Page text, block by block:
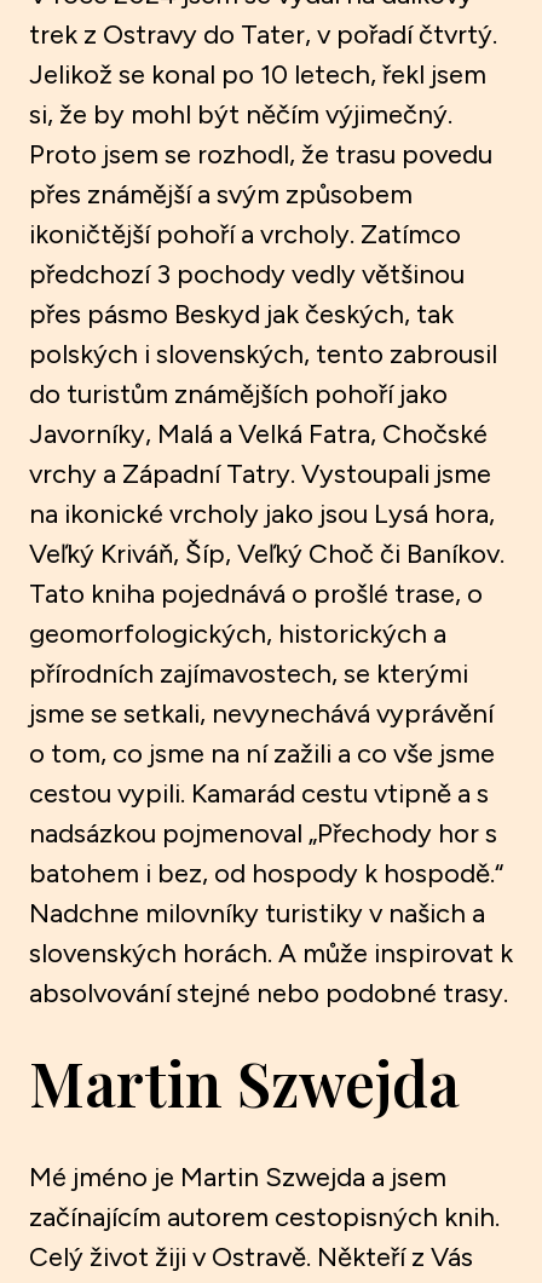
trek z Ostravy do Tater, v pořadí čtvrtý.
Jelikož se konal po 10 letech, řekl jsem
si, že by mohl být něčím výjimečný.
Proto jsem se rozhodl, že trasu povedu
přes známější a svým způsobem
ikoničtější pohoří a vrcholy. Zatímco
předchozí 3 pochody vedly většinou
přes pásmo Beskyd jak českých, tak
polských i slovenských, tento zabrousil
do turistům známějších pohoří jako
Javorníky, Malá a Velká Fatra, Chočské
vrchy a Západní Tatry. Vystoupali jsme
na ikonické vrcholy jako jsou Lysá hora,
Veľký Kriváň, Šíp, Veľký Choč či Baníkov.
Tato kniha pojednává o prošlé trase, o
geomorfologických, historických a
přírodních zajímavostech, se kterými
jsme se setkali, nevynechává vyprávění
o tom, co jsme na ní zažili a co vše jsme
cestou vypili. Kamarád cestu vtipně a s
nadsázkou pojmenoval „Přechody hor s
batohem i bez, od hospody k hospodě.“
Nadchne milovníky turistiky v našich a
slovenských horách. A může inspirovat k
absolvování stejné nebo podobné trasy.
Martin Szwejda
Mé jméno je Martin Szwejda a jsem
začínajícím autorem cestopisných knih.
Celý život žiji v Ostravě. Někteří z Vás